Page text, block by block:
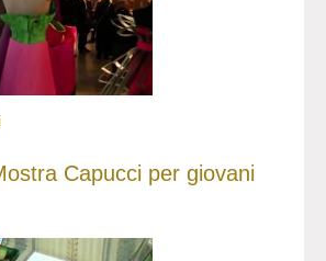
Capucci per giovani